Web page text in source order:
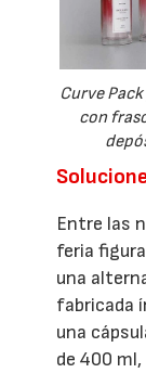
Curve
con
Entre las
feria
una
fabricada
una
de 400